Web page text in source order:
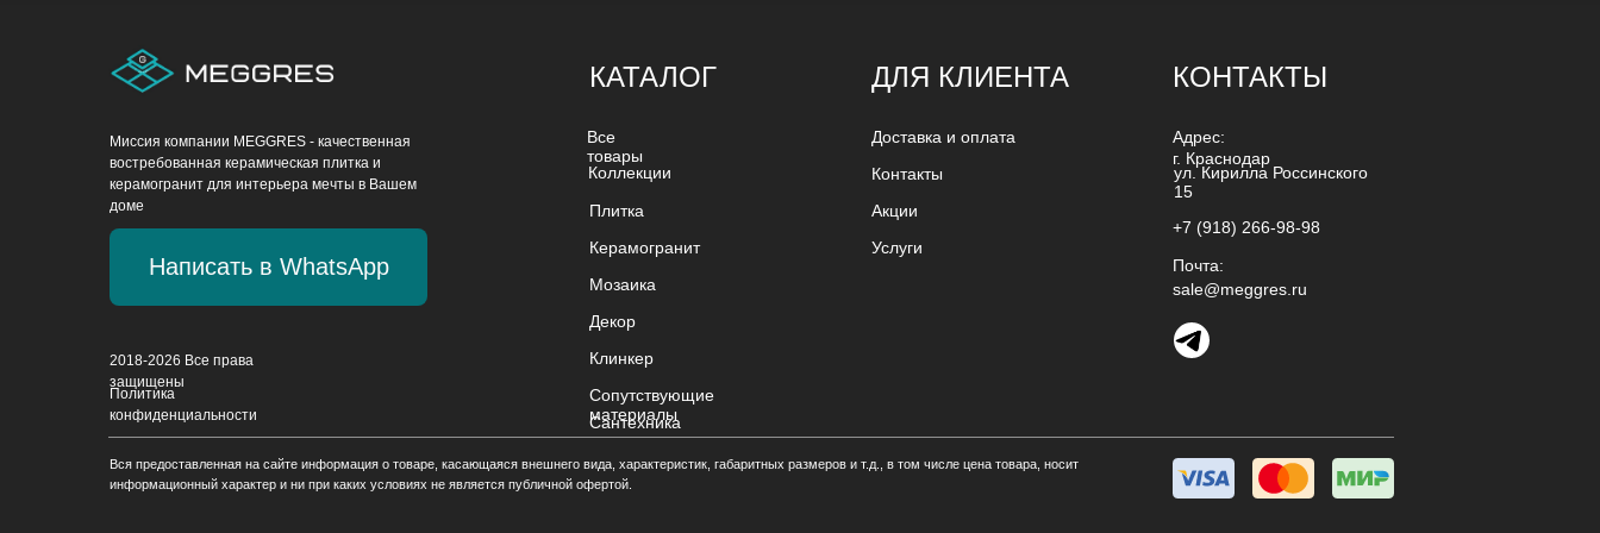
КАТАЛОГ
Плитка
Все
товары
Керамогранит
Мозаика
ДЛЯ КЛИЕНТА
Доставка и оплата
Контакты
Декор
Акции
Услуги
Клинкер
Сантехника
Сопутствующие
материалы
Коллекции
КОНТАКТЫ
Адрес:
г. Краснодар
Почта:
sale@meggres.ru
Миссия компании MEGGRES - качественная
востребованная керамическая плитка и
керамогранит для интерьера мечты в Вашем
доме
2018-2026 Все права
защищены
Политика
конфиденциальности
Написать в WhatsApp
ул. Кирилла Россинского
15
+7 (918) 266-98-98
Вся предоставленная на сайте информация о товаре, касающаяся внешнего вида, характеристик, габаритных размеров и т.д., в том числе цена товара, носит
информационный характер и ни при каких условиях не является публичной офертой.